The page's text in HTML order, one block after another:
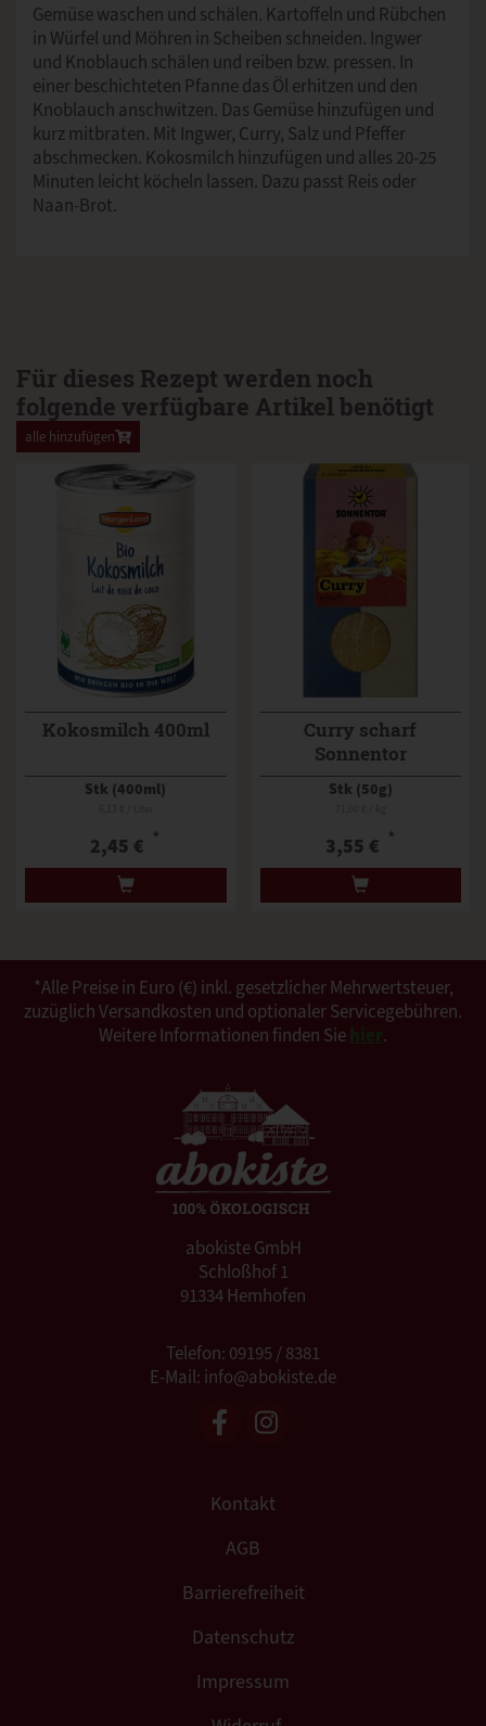
Gemüse waschen und schälen. Kartoffeln und Rübchen
in Würfel und Möhren in Scheiben schneiden. Ingwer
und Knoblauch schälen und reiben bzw. pressen. In
einer beschichteten Pfanne das Öl erhitzen und den
Knoblauch anschwitzen. Das Gemüse hinzufügen und
kurz mitbraten. Mit Ingwer, Curry, Salz und Pfeffer
abschmecken. Kokosmilch hinzufügen und alles 20-25
Minuten leicht köcheln lassen. Dazu passt Reis oder
Naan-Brot.
Für dieses Rezept werden noch
folgende verfügbare Artikel benötigt
alle hinzufügen
Kokosmilch 400ml
Stk (400ml)
2,45 € *
Curry scharf
Sonnentor
Stk (50g)
3,55 € *
*Alle Preise in Euro (€) inkl. gesetzlicher Mehrwertsteuer,
zuzüglich Versandkosten und optionaler Servicegebühren.
Weitere Informationen finden Sie
.
abokiste GmbH
Schloßhof 1
91334 Hemhofen
Telefon: 09195 / 8381
E-Mail: info@abokiste.de
Kontakt
AGB
Barrierefreiheit
Datenschutz
Impressum